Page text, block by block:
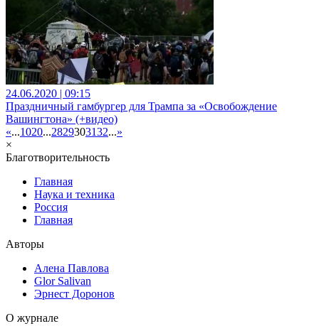
24.06.2020 | 09:15
Праздничный гамбургер для Трампа за «Освобождение
Вашингтона» (+видео)
«...1020...2829303132...»
×
Благотворительность
Главная
Наука и техника
Россия
Главная
Авторы
Алена Павлова
Glor Salivan
Эрнест Доронов
О журнале